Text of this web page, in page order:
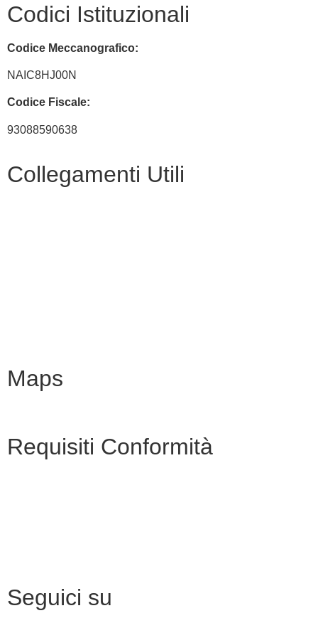
Codici Istituzionali
Codice Meccanografico:
NAIC8HJ00N
Codice Fiscale:
93088590638
Collegamenti Utili
Maps
Requisiti Conformità
Seguici su